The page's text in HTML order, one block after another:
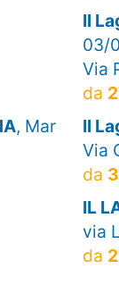
Il
03/
Via
da
, Mar
Il
Via
da
IL
via
da